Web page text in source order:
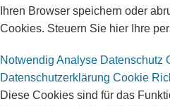
Ihren Browser speichern oder
Cookies. Steuern Sie hier Ihre
Notwendig Analyse Datenschutz
Datenschutzerklärung Cookie
Diese Cookies sind für das